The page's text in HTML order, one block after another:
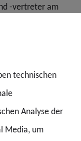
-vertreter am
Alexander Poitz
Kongressbühne.
mit
technischen
Analyse der
Media, um